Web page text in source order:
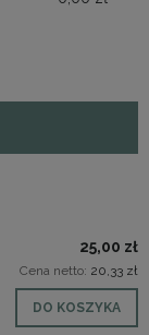
25,00 zł
Cena netto: 20,33 zł
DO KOSZYKA